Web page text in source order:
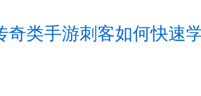
奇类手游刺客如何快速